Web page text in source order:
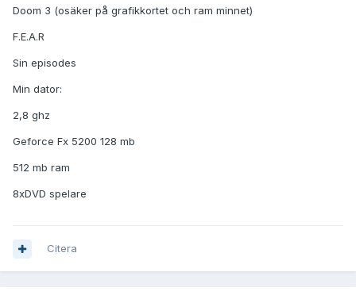
Doom 3 (osäker på grafikkortet och ram minnet)
F.E.A.R
Sin episodes
Min dator:
2,8 ghz
Geforce Fx 5200 128 mb
512 mb ram
8xDVD spelare
Citera